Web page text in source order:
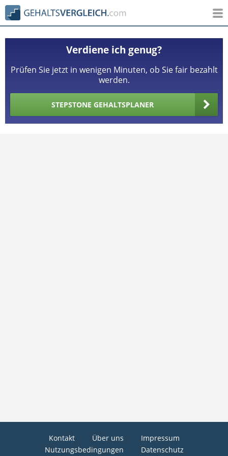
Verdiene ich genug?
Prüfen Sie jetzt in wenigen Minuten, ob Sie fair bezahlt
werden.
STEPSTONE GEHALTSPLANER
Kontakt Über uns
Impressum
Nutzungsbedingungen
Datenschutz